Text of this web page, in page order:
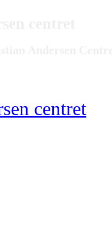
centret